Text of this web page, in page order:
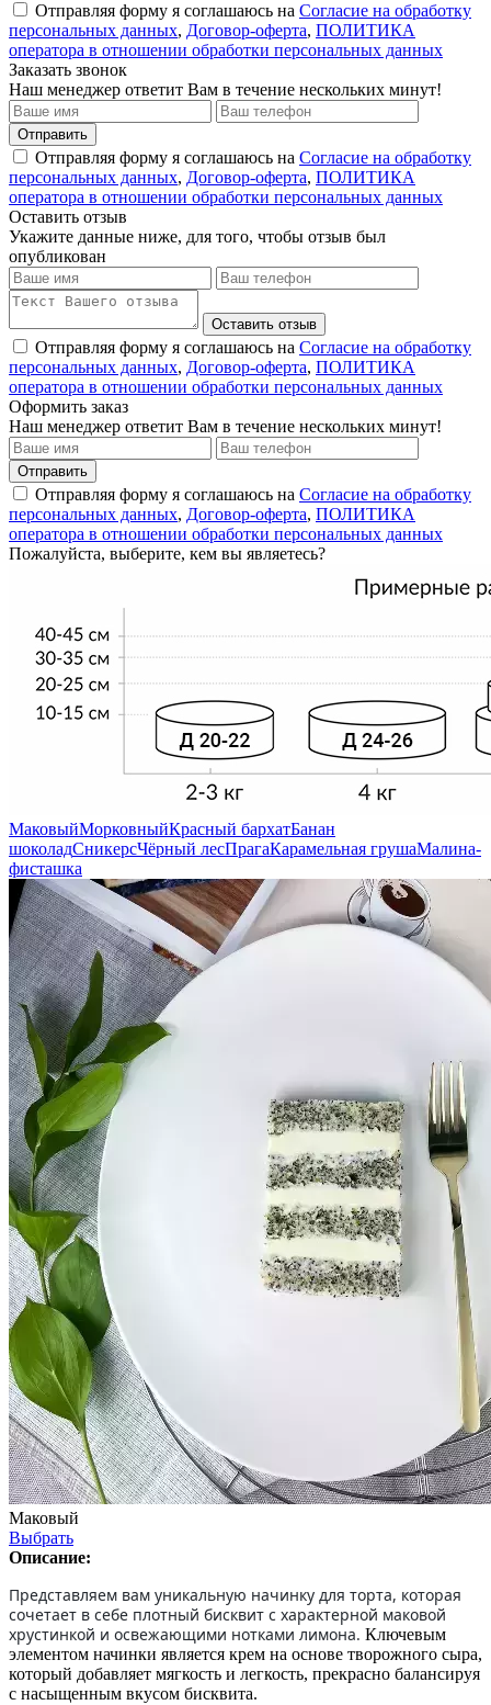
Отправляя форму я соглашаюсь на Согласие на обработку
персональных данных, Договор-оферта, ПОЛИТИКА
оператора в отношении обработки персональных данных
Заказать звонок
Наш менеджер ответит Вам в течение нескольких минут!
Отправить
Отправляя форму я соглашаюсь на Согласие на обработку
персональных данных, Договор-оферта, ПОЛИТИКА
оператора в отношении обработки персональных данных
Оставить отзыв
Укажите данные ниже, для того, чтобы отзыв был
опубликован
Оставить отзыв
Отправляя форму я соглашаюсь на Согласие на обработку
персональных данных, Договор-оферта, ПОЛИТИКА
оператора в отношении обработки персональных данных
Оформить заказ
Наш менеджер ответит Вам в течение нескольких минут!
Отправить
Отправляя форму я соглашаюсь на Согласие на обработку
персональных данных, Договор-оферта, ПОЛИТИКА
оператора в отношении обработки персональных данных
Пожалуйста, выберите, кем вы являетесь?
МаковыйМорковныйКрасный бархатБанан
шоколадСникерсЧёрный лесПрагаКарамельная грушаМалина-
фисташка
Маковый
Выбрать
Описание:
Представляем вам уникальную начинку для торта, которая
сочетает в себе плотный бисквит с характерной маковой
хрустинкой и освежающими нотками лимона. Ключевым
элементом начинки является крем на основе творожного сыра,
который добавляет мягкость и легкость, прекрасно балансируя
с насыщенным вкусом бисквита.